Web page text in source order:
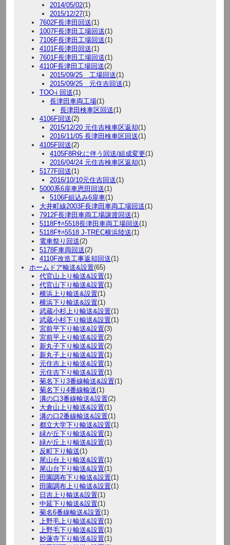
2014/05/02(1)
2015/12/27(1)
7602F長津田回送(1)
1007F長津田工場回送(1)
7106F長津田工場回送(1)
4101F長津田回送(1)
7601F長津田工場回送(1)
4110F長津田工場回送(2)
2015/09/25 工場回送(1)
2015/09/25 元住吉回送(1)
TOQ-i 回送(1)
長津田車両工場(1)
長津田検車区回送(1)
4106F回送(2)
2015/12/20 元住吉検車区返却(1)
2016/11/05 長津田検車区回送(1)
4105F回送(2)
4105F8R化に伴う回送/組成変更(1)
2016/04/24 元住吉検車区返却(1)
5177F回送(1)
2016/10/10元住吉回送(1)
5000系6扉車恩田回送(1)
5106F組込み6扉車(1)
大井町線2003F長津田車両工場回送(1)
7912F長津田車両工場譲渡回送(1)
5118Fｻﾊ5518長津田車両工場回送(1)
5118Fｻﾊ5518 J-TREC横浜陸送(1)
電車祭り回送(2)
5178F車両回送(2)
4110F改造工事返却回送(1)
ホームドア輸送&設置(65)
代官山上り輸送&設置(1)
代官山下り輸送&設置(1)
横浜上り輸送&設置(1)
横浜下り輸送&設置(1)
武蔵小杉上り輸送&設置(1)
武蔵小杉下り輸送&設置(1)
宮前平下り輸送&設置(3)
宮前平上り輸送&設置(2)
新丸子下り輸送&設置(2)
新丸子上り輸送&設置(1)
元住吉上り輸送&設置(1)
元住吉下り輸送&設置(1)
菊名下り3番線輸送&設置(1)
菊名下り4番線輸送(1)
溝の口3番線輸送&設置(2)
大倉山上り輸送&設置(1)
溝の口2番線輸送&設置(1)
都立大学下り輸送&設置(1)
緑が丘下り輸送&設置(1)
緑が丘上り輸送&設置(1)
反町下り輸送(1)
尾山台上り輸送&設置(1)
尾山台下り輸送&設置(1)
田園調布下り輸送&設置(1)
田園調布上り輸送&設置(1)
日吉上り輸送&設置(1)
中延下り輸送&設置(1)
菊名6番線輸送&設置(1)
上野毛上り輸送&設置(1)
上野毛下り輸送&設置(1)
妙蓮寺下り輸送&設置(1)